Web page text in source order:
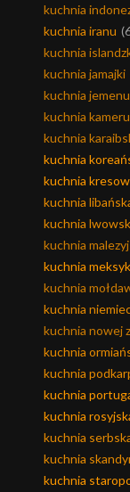
kuchnia
kuchnia iranu
kuchnia
kuchnia jamajki
kuchnia jemenu
kuchnia
kuchnia
kuchnia
kuchnia
kuchnia
kuchnia
kuchnia
kuchnia
kuchnia
kuchnia
kuchnia nowej
kuchnia
kuchnia
kuchnia
kuchnia
kuchnia
kuchnia
kuchnia